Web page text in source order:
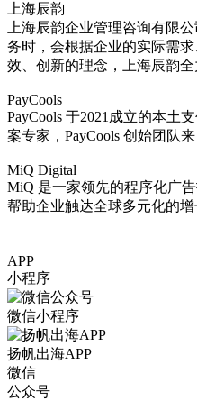
上海辰韵
上海辰韵企业管理咨询有限
务时，会根据企业的实际需
效、创新的理念，上海辰韵
PayCools
PayCools 于2021成立的本土
案专家，PayCools 创始团队
MiQ Digital
MiQ 是一家领先的程序化广
帮助企业触达全球多元化的
APP
小程序
微信小程序
扬帆出海APP
微信
公众号